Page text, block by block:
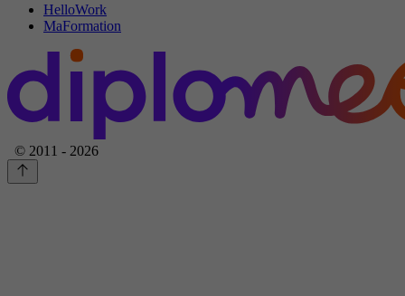
HelloWork
MaFormation
© 2011 - 2026